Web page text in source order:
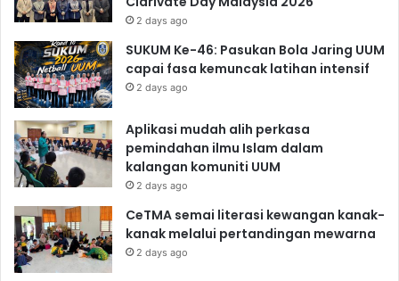
2 days ago
SUKUM Ke-46: Pasukan Bola Jaring UUM
capai fasa kemuncak latihan intensif
2 days ago
Aplikasi mudah alih perkasa
pemindahan ilmu Islam dalam
kalangan komuniti UUM
2 days ago
CeTMA semai literasi kewangan kanak-
kanak melalui pertandingan mewarna
2 days ago